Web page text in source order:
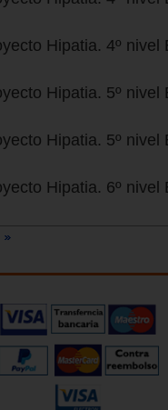
Hipatia. 4º nivel
Hipatia. 5º nivel
Hipatia. 5º nivel
Hipatia. 6º nivel